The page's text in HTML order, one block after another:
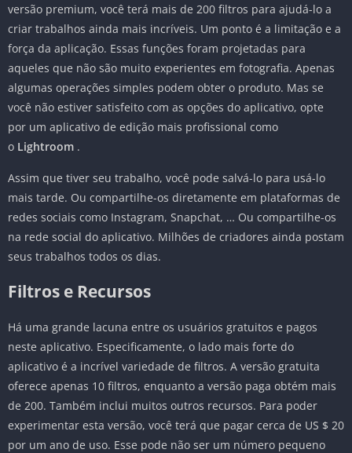
versão premium, você terá mais de 200 filtros para ajudá-lo a
criar trabalhos ainda mais incríveis. Um ponto é a limitação e a
força da aplicação. Essas funções foram projetadas para
aqueles que não são muito experientes em fotografia. Apenas
algumas operações simples podem obter o produto. Mas se
você não estiver satisfeito com as opções do aplicativo, opte
por um aplicativo de edição mais profissional como
o Lightroom .
Assim que tiver seu trabalho, você pode salvá-lo para usá-lo
mais tarde. Ou compartilhe-os diretamente em plataformas de
redes sociais como Instagram, Snapchat, … Ou compartilhe-os
na rede social do aplicativo. Milhões de criadores ainda postam
seus trabalhos todos os dias.
Filtros e Recursos
Há uma grande lacuna entre os usuários gratuitos e pagos
neste aplicativo. Especificamente, o lado mais forte do
aplicativo é a incrível variedade de filtros. A versão gratuita
oferece apenas 10 filtros, enquanto a versão paga obtém mais
de 200. Também inclui muitos outros recursos. Para poder
experimentar esta versão, você terá que pagar cerca de US $ 20
por um ano de uso. Esse pode não ser um número pequeno